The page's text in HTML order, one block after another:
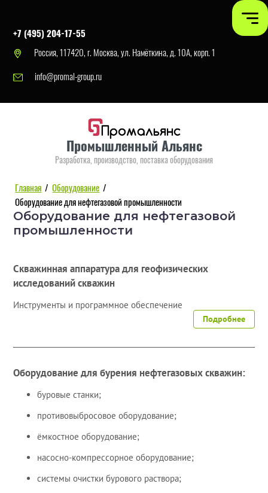
+7 (495) 204-17-55
Россия, 117420, г. Москва, ул. Намёткина, д. 10А, корп. 1
info@promal-group.ru
Промышленный Альянс
Разработка, производство, поставка оборудования
Главная / Оборудование /
Оборудование для нефтегазовой промышленности
Оборудование для нефтегазовой
промышленности
Скважинная аппаратура для геофизических
исследований скважин
Инструменты и программное обеспечение
Подробнее
Оборудование для бурения нефтегазовых скважин:
буровые станки;
противовыбросовое оборудование;
ёмкостное оборудование;
насосно-компрессорное оборудование;
системы очистки бурового раствора;